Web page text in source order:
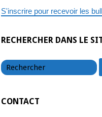
S'inscrire pour recevoir les
RECHERCHER DANS LE
CONTACT